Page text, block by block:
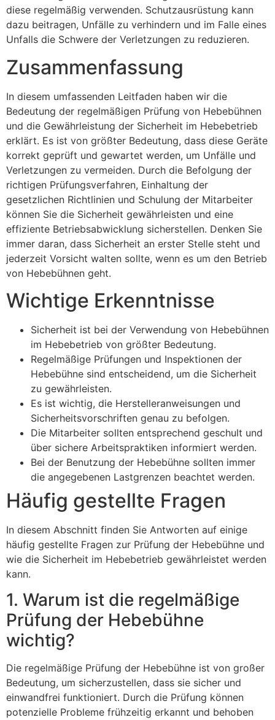
diese regelmäßig verwenden. Schutzausrüstung kann
dazu beitragen, Unfälle zu verhindern und im Falle eines
Unfalls die Schwere der Verletzungen zu reduzieren.
Zusammenfassung
In diesem umfassenden Leitfaden haben wir die
Bedeutung der regelmäßigen Prüfung von Hebebühnen
und die Gewährleistung der Sicherheit im Hebebetrieb
erklärt. Es ist von größter Bedeutung, dass diese Geräte
korrekt geprüft und gewartet werden, um Unfälle und
Verletzungen zu vermeiden. Durch die Befolgung der
richtigen Prüfungsverfahren, Einhaltung der
gesetzlichen Richtlinien und Schulung der Mitarbeiter
können Sie die Sicherheit gewährleisten und eine
effiziente Betriebsabwicklung sicherstellen. Denken Sie
immer daran, dass Sicherheit an erster Stelle steht und
jederzeit Vorsicht walten sollte, wenn es um den Betrieb
von Hebebühnen geht.
Wichtige Erkenntnisse
Sicherheit ist bei der Verwendung von Hebebühnen
im Hebebetrieb von größter Bedeutung.
Regelmäßige Prüfungen und Inspektionen der
Hebebühne sind entscheidend, um die Sicherheit
zu gewährleisten.
Es ist wichtig, die Herstelleranweisungen und
Sicherheitsvorschriften genau zu befolgen.
Die Mitarbeiter sollten entsprechend geschult und
über sichere Arbeitspraktiken informiert werden.
Bei der Benutzung der Hebebühne sollten immer
die angegebenen Lastgrenzen beachtet werden.
Häufig gestellte Fragen
In diesem Abschnitt finden Sie Antworten auf einige
häufig gestellte Fragen zur Prüfung der Hebebühne und
wie die Sicherheit im Hebebetrieb gewährleistet werden
kann.
1. Warum ist die regelmäßige
Prüfung der Hebebühne
wichtig?
Die regelmäßige Prüfung der Hebebühne ist von großer
Bedeutung, um sicherzustellen, dass sie sicher und
einwandfrei funktioniert. Durch die Prüfung können
potenzielle Probleme frühzeitig erkannt und behoben